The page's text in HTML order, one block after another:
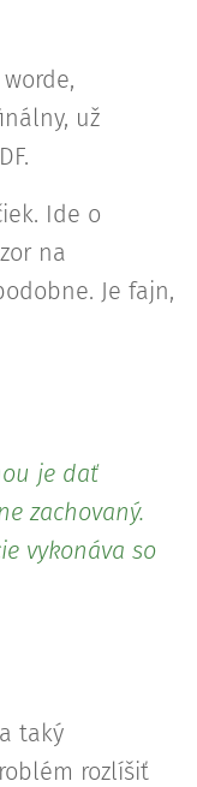
už
Ide o
na
Je fajn,
je dať
zachovaný.
vykonáva so
taký
rozlíšiť